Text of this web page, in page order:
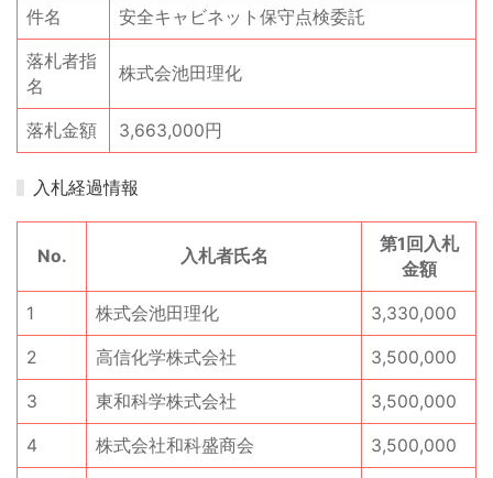
件名 安全キャビネット保守点検委託
落札者指
名
株式会池田理化
落札金額 3,663,000円
入札経過情報
No. 入札者氏名
第1回入札
金額
1 株式会池田理化 3,330,000
2 高信化学株式会社 3,500,000
3 東和科学株式会社 3,500,000
4 株式会社和科盛商会 3,500,000